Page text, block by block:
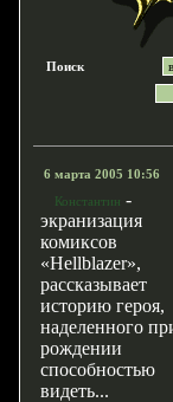
Поиск
6 марта 2005 10:56
Константин -
экранизация
комиксов
«Hellblazer»,
рассказывает
историю героя,
наделенного
рождении
способностью
видеть...